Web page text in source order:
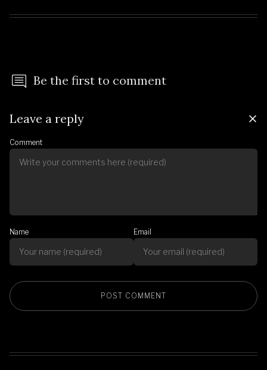
Be the first to comment
Leave a reply
Comment
Name Email